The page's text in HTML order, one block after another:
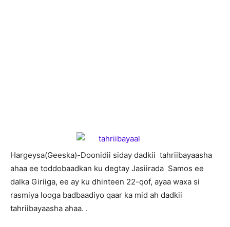
Hargeysa(Geeska)-Doonidii siday dadkii tahriibayaasha
ahaa ee toddobaadkan ku degtay Jasiirada Samos ee
dalka Giriiga, ee ay ku dhinteen 22-qof, ayaa waxa si
rasmiya looga badbaadiyo qaar ka mid ah dadkii
tahriibayaasha ahaa. .